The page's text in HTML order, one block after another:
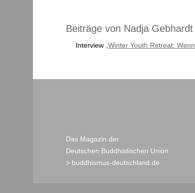
Beiträge von Nadja Gebhardt
Interview„Winter Youth Retreat:
Das Magazin der
Deutschen Buddhistischen Union
> buddhismus-deutschland.de